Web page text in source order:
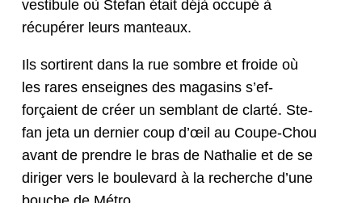
vestibule où Ste­fan était déjà occupé à
récupér­er leurs manteaux.
Ils sor­tirent dans la rue som­bre et froide où
les rares enseignes des mag­a­sins s’ef­
forçaient de créer un sem­blant de clarté. Ste­
fan jeta un dernier coup d’œil au Coupe-Chou
avant de pren­dre le bras de Nathalie et de se
diriger vers le boule­vard à la recherche d’une